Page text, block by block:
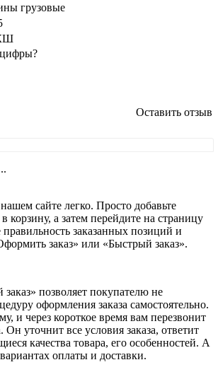
грузовые
Оставить отзыв
сайте легко. Просто добавьте
корзину, а затем перейдите на страницу
правильность заказанных позиций и
заказ» или «Быстрый заказ».
позволяет покупателю не
оформления заказа самостоятельно.
и через короткое время вам перезвонит
уточнит все условия заказа, ответит
качества товара, его особенностей. А
оплаты и доставки.